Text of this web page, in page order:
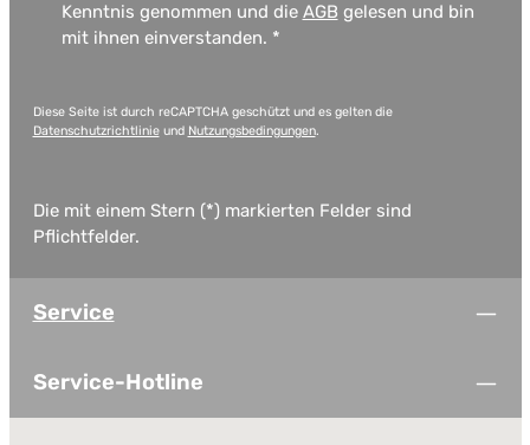
Kenntnis genommen und die AGB gelesen und bin
mit ihnen einverstanden. *
Diese Seite ist durch reCAPTCHA geschützt und es gelten die
Datenschutzrichtlinieund Nutzungsbedingungen.
Die mit einem Stern (*) markierten Felder sind
Pflichtfelder.
Service
Service-Hotline